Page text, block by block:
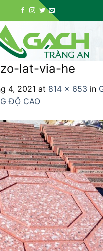
lat-via-he
4, 2021 at 814 × 653 in
ĐỘ CAO